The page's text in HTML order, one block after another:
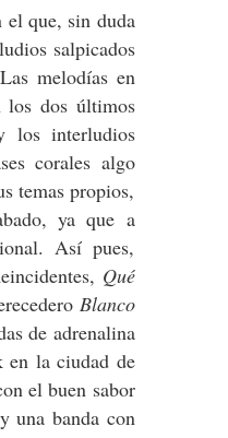
el que, sin duda
salpicados
melodías en
los dos últimos
los interludios
corales algo
temas propios,
ya que a
Así pues,
Qué
Blanco
de adrenalina
en la ciudad de
el buen sabor
una banda con